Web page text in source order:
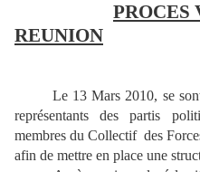
PROCES
REUNION
Le 13 Mars 2010, se
représentants des partis
membres du Collectif des
afin de mettre en place une